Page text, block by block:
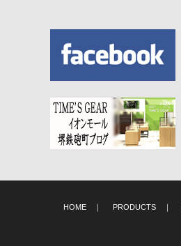
HOME ｜ PRODUCTS ｜